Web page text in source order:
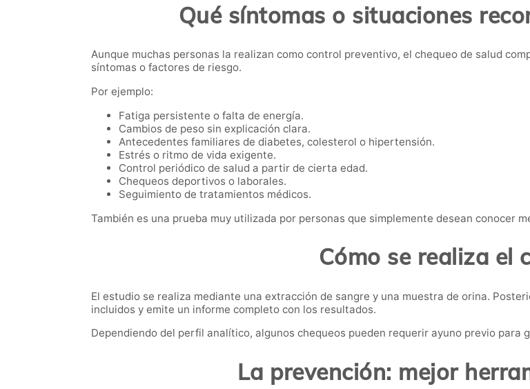
Qué síntomas o situaciones
Aunque muchas personas la realizan como control preventivo, el chequeo de salud
síntomas o factores de riesgo.
Por ejemplo:
Fatiga persistente o falta de energía.
Cambios de peso sin explicación clara.
Antecedentes familiares de diabetes, colesterol o hipertensión.
Estrés o ritmo de vida exigente.
Control periódico de salud a partir de cierta edad.
Chequeos deportivos o laborales.
Seguimiento de tratamientos médicos.
También es una prueba muy utilizada por personas que simplemente desean conocer
Cómo se realiza el
El estudio se realiza mediante una extracción de sangre y una muestra de orina.
incluidos y emite un informe completo con los resultados.
Dependiendo del perfil analítico, algunos chequeos pueden requerir ayuno previo para
La prevención: mejor